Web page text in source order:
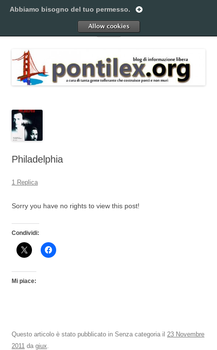
al
Menu
Philadelphia
1 Replica
Sorry you have no rights to view this post!
Condividi:
Mi piace:
Questo articolo è stato pubblicato in Senza categoria il 23 Novembre
2011 da giux
Abbiamo bisogno del tuo permesso.